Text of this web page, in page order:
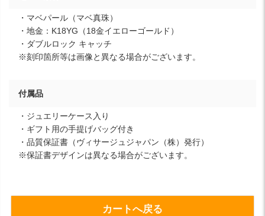
・マベパール（マベ真珠）
・地金：K18YG（18金イエローゴールド）
・ダブルロック キャッチ
※刻印箇所等は画像と異なる場合がございます。
付属品
・ジュエリーケース入り
・ギフト用の手提げバッグ付き
・品質保証書（ヴィサージュジャパン（株）発行）
※保証書デザインは異なる場合がございます。
カートへ戻る